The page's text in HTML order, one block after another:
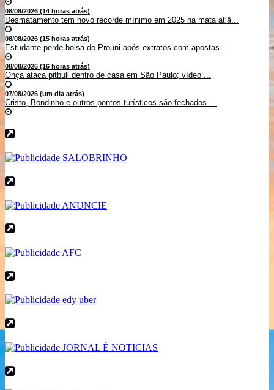
08/08/2026 (14 horas atrás)
Desmatamento tem novo recorde mínimo em 2025 na mata atlâ...
08/08/2026 (15 horas atrás)
Estudante perde bolsa do Prouni após extratos com apostas ...
08/08/2026 (16 horas atrás)
Onça ataca pitbull dentro de casa em São Paulo; vídeo ...
07/08/2026 (um dia atrás)
Cristo, Bondinho e outros pontos turísticos são fechados ...